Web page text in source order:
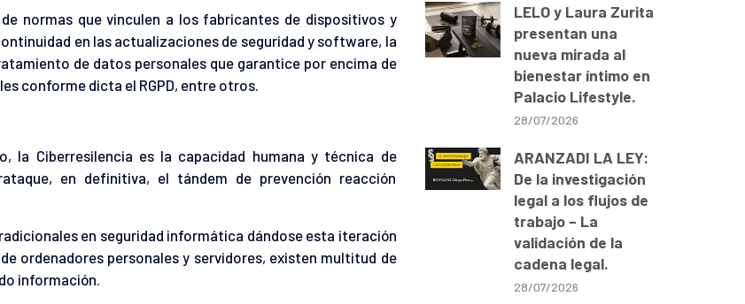
normas que vinculen a los fabricantes de dispositivos y
en las actualizaciones de seguridad y software, la
de datos personales que garantice por encima de
conforme dicta el RGPD, entre otros.
la Ciberresilencia es la capacidad humana y técnica de
en definitiva, el tándem de prevención reacción
en seguridad informática dándose esta iteración
ordenadores personales y servidores, existen multitud de
información.
LELO y Laura Zurita
presentan una
nueva mirada al
bienestar íntimo en
Palacio Lifestyle.
28/07/2026
ARANZADI LA LEY:
De la investigación
legal a los flujos de
trabajo – La
validación de la
cadena legal.
28/07/2026